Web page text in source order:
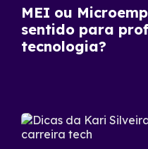
MEI ou
sentido para
tecnologia?